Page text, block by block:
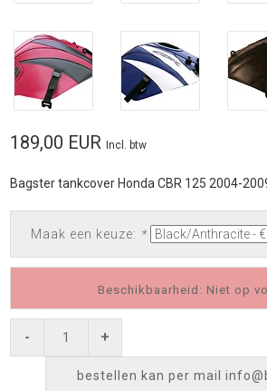
189,00 EUR Incl. btw
Bagster tankcover Honda CBR 125 2004-
Maak een keuze: *
Beschikbaarheid: Niet op
- +
bestellen kan per mail